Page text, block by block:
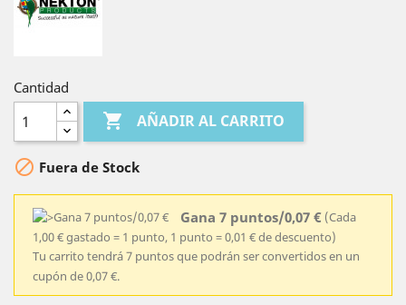
Cantidad
 AÑADIR AL CARRITO
 Fuera de Stock
Gana 7 puntos/0,07 € (Cada
1,00 € gastado = 1 punto, 1 punto = 0,01 € de descuento)
Tu carrito tendrá 7 puntos que podrán ser convertidos en un
cupón de 0,07 €.